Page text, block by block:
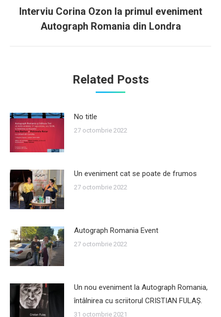
Next
post:
Interviu Corina Ozon la primul eveniment
Autograph Romania din Londra
Related Posts
No title
27 octombrie 2022
Un eveniment cat se poate de frumos
27 octombrie 2022
Autograph Romania Event
27 octombrie 2022
Un nou eveniment la Autograph Romania,
întâlnirea cu scriitorul CRISTIAN FULAŞ.
31 octombrie 2021